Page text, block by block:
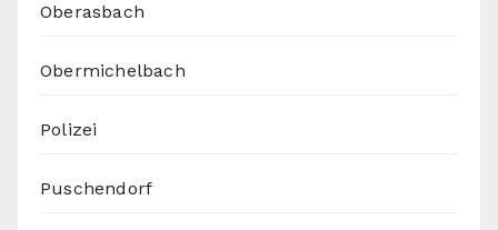
Oberasbach
Obermichelbach
Polizei
Puschendorf